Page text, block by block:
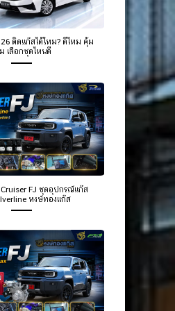
ติดแก๊สได้ไหม? ดีไหม คุ้ม
เลือกชุดไหนดี
FJ ชุดอุปกรณ์แก๊ส
หงษ์ทองแก๊ส